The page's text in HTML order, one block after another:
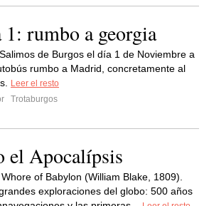
rumbo a georgia
Salimos de Burgos el día 1 de Noviembre a
rumbo a Madrid, concretamente al
Leer el resto
Trotaburgos
el Apocalípsis
Whore of Babylon (William Blake, 1809).
exploraciones del globo: 500 años